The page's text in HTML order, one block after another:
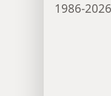
1986-2026